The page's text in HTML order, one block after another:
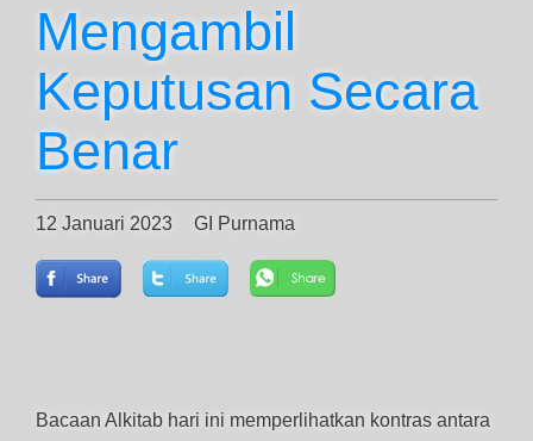
Mengambil
Keputusan Secara
Benar
12 Januari 2023 GI Purnama
Bacaan Alkitab hari ini memperlihatkan kontras antara